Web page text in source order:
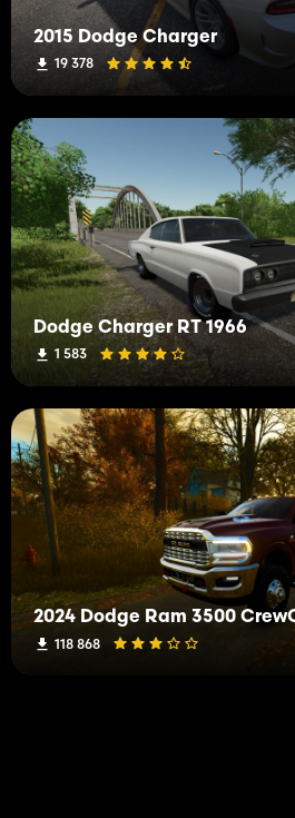
2015 Dodge Charger
19 378
Dodge Charger RT 1966
1 583
2024 Dodge Ram 3500
118 868